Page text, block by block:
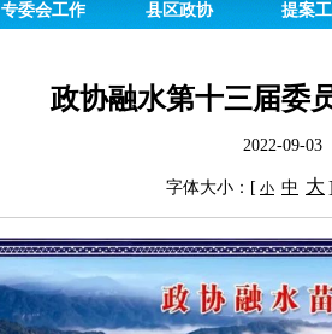
专委会工作 县区政协 提案
政协融水第十三届委
2022-09-
字体大小：[ 小 中 大